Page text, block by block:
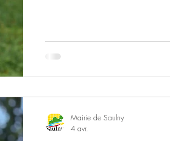
Mairie de Saulny
4 avr.